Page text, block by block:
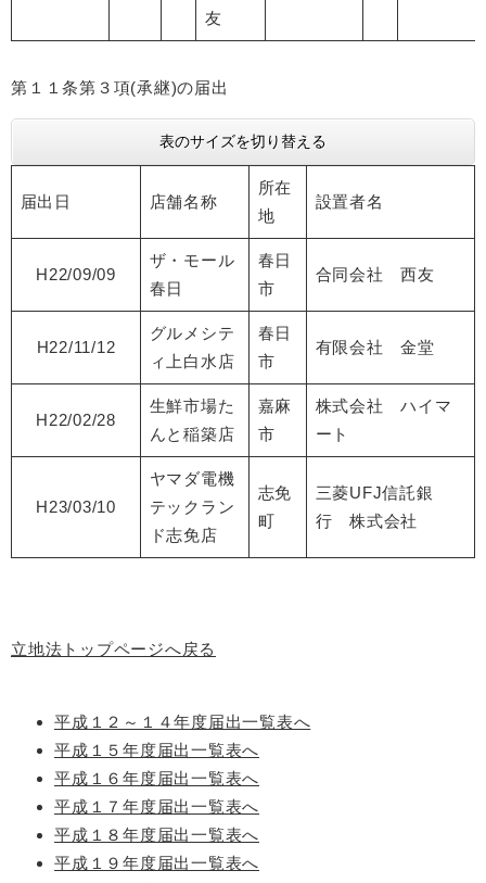
友
第１１条第３項(承継)の届出
表のサイズを切り替える
届出日 店舗名称
所在
地
設置者名
H22/09/09
ザ・モール
春日
春日
市
合同会社 西友
H22/11/12
グルメシテ
ィ上白水店
春日
市
有限会社 金堂
H22/02/28
生鮮市場た
んと稲築店
嘉麻
市
株式会社 ハイマ
ート
H23/03/10
ヤマダ電機
テックラン
ド志免店
志免
町
三菱UFJ信託銀
行 株式会社
立地法トップページへ戻る
平成１２～１４年度届出一覧表へ
平成１５年度届出一覧表へ
平成１６年度届出一覧表へ
平成１７年度届出一覧表へ
平成１８年度届出一覧表へ
平成１９年度届出一覧表へ